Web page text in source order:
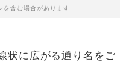
を含む場合があります
状に広がる通り名をご